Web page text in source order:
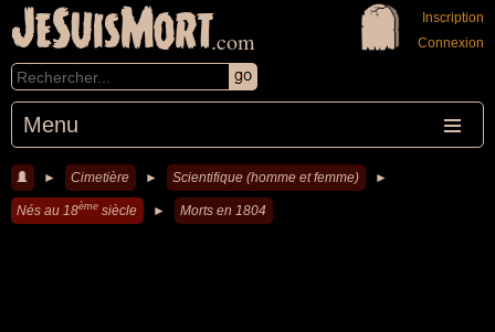
JeSuisMort.com
Menu
Inscription
Connexion
► Cimetière ► Scientifique (homme et femme) ►
Nés au 18ème siècle ► Morts en 1804